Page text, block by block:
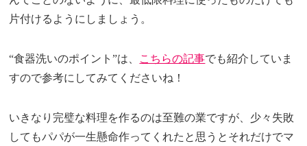
片付けるようにしましょう。
“食器洗いのポイント”は、 こちらの記事でも紹介していま
すので参考にしてみてくださいね！
いきなり完璧な料理を作るのは至難の業ですが、少々失敗
してもパパが一生懸命作ってくれたと思うとそれだけでマ